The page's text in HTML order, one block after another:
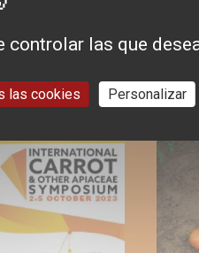
controlar las que
las cookies Personalizar